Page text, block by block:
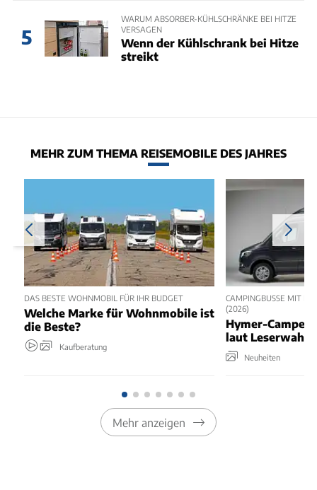
5
WARUM ABSORBER-KÜHLSCHRÄNKE BEI HITZE
VERSAGEN
Wenn der Kühlschrank bei Hitze
streikt
MEHR ZUM THEMA REISEMOBILE DES JAHRES
DAS BESTE WOHNMOBIL FÜR IHR BUDGET
Welche Marke für Wohnmobile ist
die Beste?
Kaufberatung
CAMPINGBUSSE MIT
(2026)
Hymer-Camper
laut Leserwahl
Neuheiten
Mehr anzeigen